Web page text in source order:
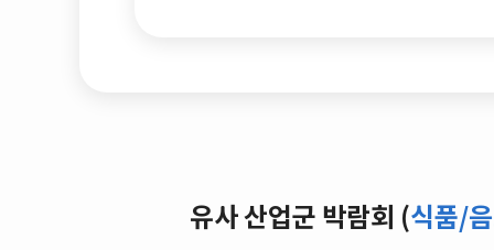
유사 산업군 박람회 (식품/